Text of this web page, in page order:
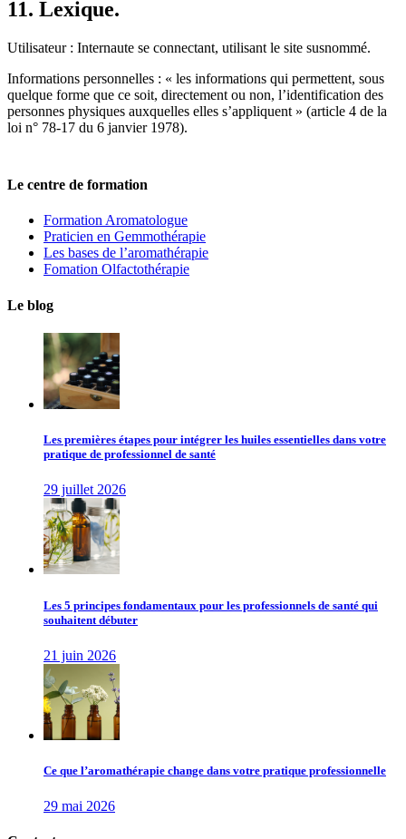
11. Lexique.
Utilisateur : Internaute se connectant, utilisant le site susnommé.
Informations personnelles : « les informations qui permettent, sous
quelque forme que ce soit, directement ou non, l’identification des
personnes physiques auxquelles elles s’appliquent » (article 4 de la
loi n° 78-17 du 6 janvier 1978).
Le centre de formation
Formation Aromatologue
Praticien en Gemmothérapie
Les bases de l’aromathérapie
Fomation Olfactothérapie
Le blog
Les premières étapes pour intégrer les huiles essentielles dans votre
pratique de professionnel de santé
29 juillet 2026
Les 5 principes fondamentaux pour les professionnels de santé qui
souhaitent débuter
21 juin 2026
Ce que l’aromathérapie change dans votre pratique professionnelle
29 mai 2026